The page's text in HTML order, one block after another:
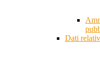
Dati